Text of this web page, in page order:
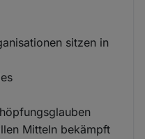
sitzen in
Mitteln bekämpft